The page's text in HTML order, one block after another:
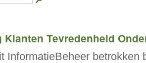
Tevredenheid
InformatieBeheer betrokken